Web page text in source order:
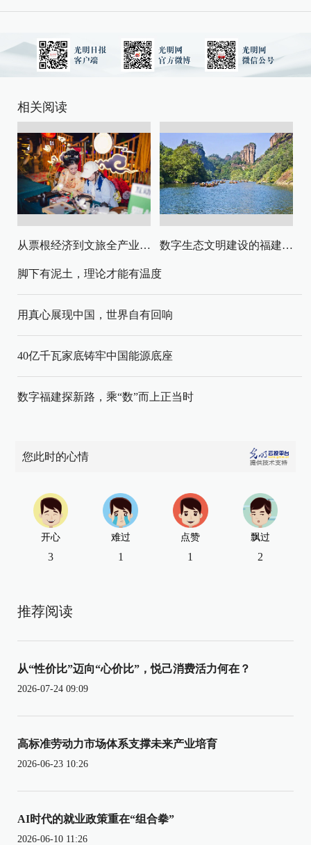
相关阅读
从票根经济到文旅全产业链升级 数字生态文明建设的福建路径与启示
脚下有泥土，理论才能有温度
用真心展现中国，世界自有回响
40亿千瓦家底铸牢中国能源底座
数字福建探新路，乘“数”而上正当时
您此时的心情
开心
3
难过
1
点赞
1
飘过
2
推荐阅读
从“性价比”迈向“心价比”，悦己消费活力何在？
2026-07-24 09:09
高标准劳动力市场体系支撑未来产业培育
2026-06-23 10:26
AI时代的就业政策重在“组合拳”
2026-06-10 11:26